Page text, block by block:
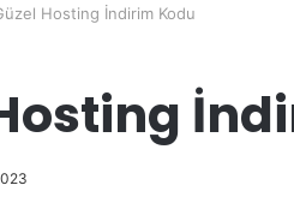
Hosting İndirim Kodu